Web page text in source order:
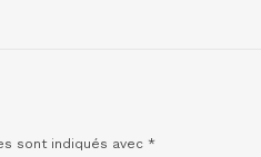
sont indiqués avec *